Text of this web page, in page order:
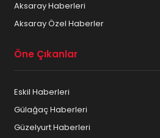
Aksaray Haberleri
Aksaray Özel Haberler
Öne Çıkanlar
Eskil Haberleri
Gülağaç Haberleri
Güzelyurt Haberleri